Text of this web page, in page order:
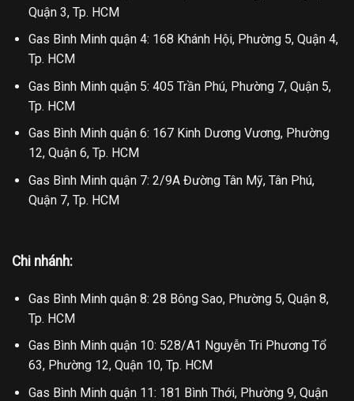
Quận 3, Tp. HCM
Gas Bình Minh quận 4: 168 Khánh Hội, Phường 5, Quận 4,
Tp. HCM
Gas Bình Minh quận 5: 405 Trần Phú, Phường 7, Quận 5,
Tp. HCM
Gas Bình Minh quận 6: 167 Kinh Dương Vương, Phường
12, Quận 6, Tp. HCM
Gas Bình Minh quận 7: 2/9A Đường Tân Mỹ, Tân Phú,
Quận 7, Tp. HCM
Chi nhánh:
Gas Bình Minh quận 8: 28 Bông Sao, Phường 5, Quận 8,
Tp. HCM
Gas Bình Minh quận 10: 528/A1 Nguyễn Tri Phương Tổ
63, Phường 12, Quận 10, Tp. HCM
Gas Bình Minh quận 11: 181 Bình Thới, Phường 9, Quận